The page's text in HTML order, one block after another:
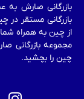
بازرگانی صارش به
بازرگانی مستقر در
از چین به همراه شما
مجموعه بازرگانی
چین را بچشید.